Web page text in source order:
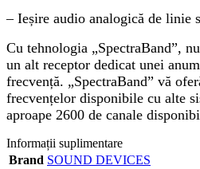
– Ieșire audio analogică de linie
Cu tehnologia „SpectraBand”,
un alt receptor dedicat unei
frecvență. „SpectraBand” vă
frecvențelor disponibile cu alte
aproape 2600 de canale
Informații suplimentare
Brand SOUND DEVICES